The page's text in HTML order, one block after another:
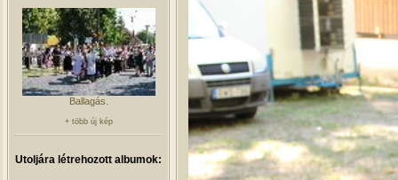
Ballagás.
+ több új kép
Utoljára létrehozott albumok: